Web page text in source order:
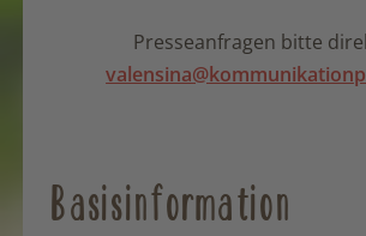
Presseanfragen bitte
Basisinformation